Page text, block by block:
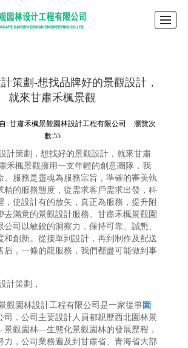
策劃-想找品牌好的景觀設計，
就來甘肅禾楓景觀
:甘肅禾楓景觀園林設計工程有限公司
瀏覽次
數:55
計策劃，想找好的景觀設計，就來甘肅
禾楓景觀擁用一支年輕的創意團隊，我
、服務是靈魂為服務宗旨，準確的審美執
精的服務態度，從需求客戶需求出發，科
，使設計有的放矢，真正為服務，提升附
去滿意的景觀設計服務。甘肅禾楓景觀園
公司以敏銳的洞察力，保持可靠、誠懇、
和創新。從接單到設計，再到制作及配送
后，一條的龍服務，我們都盡可能做到事
計策劃，
觀園林設計工程有限公司是一家從事園
司，公司主要設計人員都親歷西北園林景
觀園林—生態化景觀園林的發展歷程，
力，公司業務遍及到甘肅省、青海省大部